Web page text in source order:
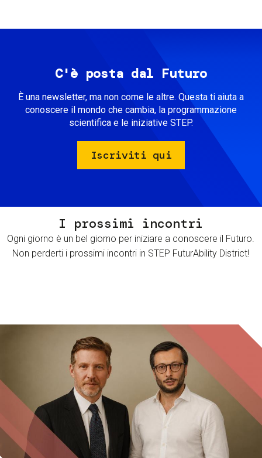
C'è posta dal Futuro
È una newsletter, ma non come le altre. Questa ti aiuta a
conoscere il mondo che cambia, la programmazione
scientifica e le iniziative STEP.
Iscriviti qui
I prossimi incontri
Ogni giorno è un bel giorno per iniziare a conoscere il Futuro.
Non perderti i prossimi incontri in STEP FuturAbility District!